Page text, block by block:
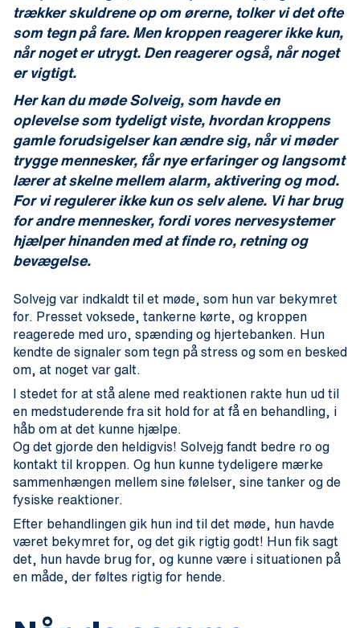
trækker skuldrene op om ørerne, tolker vi det ofte
som tegn på fare. Men kroppen reagerer ikke kun,
når noget er utrygt. Den reagerer også, når noget
er vigtigt.
Her kan du møde Solveig, som havde en
oplevelse som tydeligt viste, hvordan kroppens
gamle forudsigelser kan ændre sig, når vi møder
trygge mennesker, får nye erfaringer og langsomt
lærer at skelne mellem alarm, aktivering og mod.
For vi regulerer ikke kun os selv alene. Vi har brug
for andre mennesker, fordi vores nervesystemer
hjælper hinanden med at finde ro, retning og
bevægelse.
Solvejg var indkaldt til et møde, som hun var bekymret
for. Presset voksede, tankerne kørte, og kroppen
reagerede med uro, spænding og hjertebanken. Hun
kendte de signaler som tegn på stress og som en besked
om, at noget var galt.
I stedet for at stå alene med reaktionen rakte hun ud til
en medstuderende fra sit hold for at få en behandling, i
håb om at det kunne hjælpe.
Og det gjorde den heldigvis! Solvejg fandt bedre ro og
kontakt til kroppen. Og hun kunne tydeligere mærke
sammenhængen mellem sine følelser, sine tanker og de
fysiske reaktioner.
Efter behandlingen gik hun ind til det møde, hun havde
været bekymret for, og det gik rigtig godt! Hun fik sagt
det, hun havde brug for, og kunne være i situationen på
en måde, der føltes rigtig for hende.